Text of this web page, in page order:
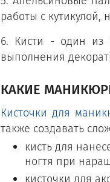
работы с кутикулой,
6. Кисти - один из
выполнения
КАКИЕ
Кисточки для
также создавать
кисть для
ногтя при
кисточки для